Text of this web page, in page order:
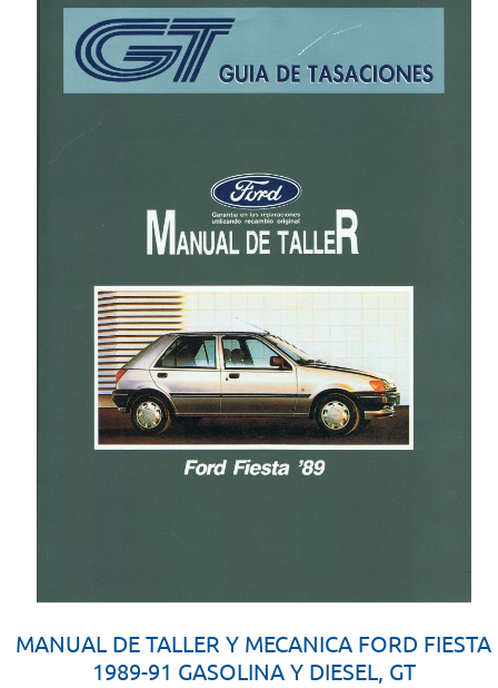
MANUAL DE TALLER Y MECANICA FORD FIESTA
1989-91 GASOLINA Y DIESEL, GT